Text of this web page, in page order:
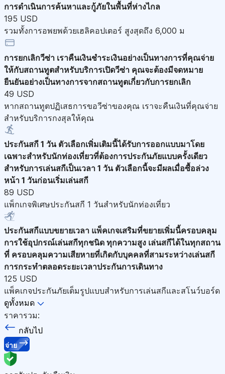
การดำเนินการค้นหาและกู้ภัยในพื้นที่ห่างไกล
195 USD
รวมทั้งการอพยพด้วยเฮลิคอปเตอร์ สูงสุดถึง 6,000 ม
การยกเลิกวีซ่า เราคืนเงินชำระเงินอย่างเป็นทางการที่คุณจ่าย
ให้กับสถานทูตสำหรับบริการเปิดวีซ่า คุณจะต้องมีจดหมาย
ยืนยันอย่างเป็นทางการจากสถานทูตเกี่ยวกับการยกเลิก
49 USD
หากสถานทูตปฏิเสธการขอวีซ่าของคุณ เราจะคืนเงินที่คุณจ่าย
สำหรับบริการกงสุลให้คุณ
ประกันสกี 1 วัน ตัวเลือกเพิ่มเติมนี้ได้รับการออกแบบมาโดย
เฉพาะสำหรับนักท่องเที่ยวที่ต้องการประกันภัยแบบครั้งเดียว
สำหรับการเล่นสกีเป็นเวลา 1 วัน ตัวเลือกนี้จะมีผลเมื่อซื้อล่วง
หน้า 1 วันก่อนเริ่มเล่นสกี
89 USD
แพ็กเกจพิเศษประกันสกี 1 วันสำหรับนักท่องเที่ยว
ประกันสกีแบบขยายเวลา แพ็คเกจเสริมที่ขยายเพิ่มนี้ครอบคลุม
การใช้อุปกรณ์เล่นสกีทุกชนิด ทุกความสูง เล่นสกีได้ในทุกสถาน
ที่ ครอบคลุมความเสียหายที่เกิดกับบุคคลที่สามระหว่างเล่นสกี
การกระทำตลอดระยะเวลาประกันการเดินทาง
125 USD
แพ็คเกจประกันภัยเต็มรูปแบบสำหรับการเล่นสกีและสโนว์บอร์ด
ดูทั้งหมด
ราคารวม:
กลับไป
จ่าย